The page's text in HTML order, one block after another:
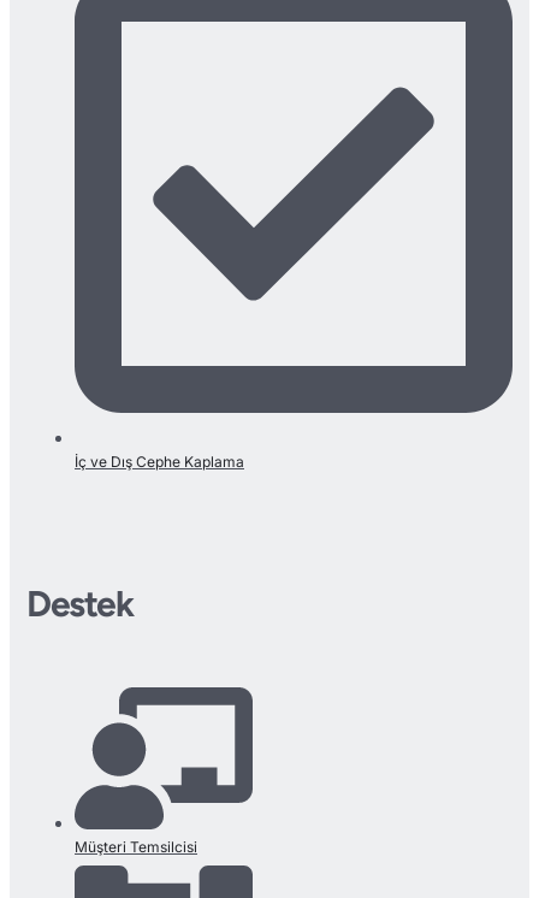
İç ve Dış Cephe Kaplama
Destek
Müşteri Temsilcisi